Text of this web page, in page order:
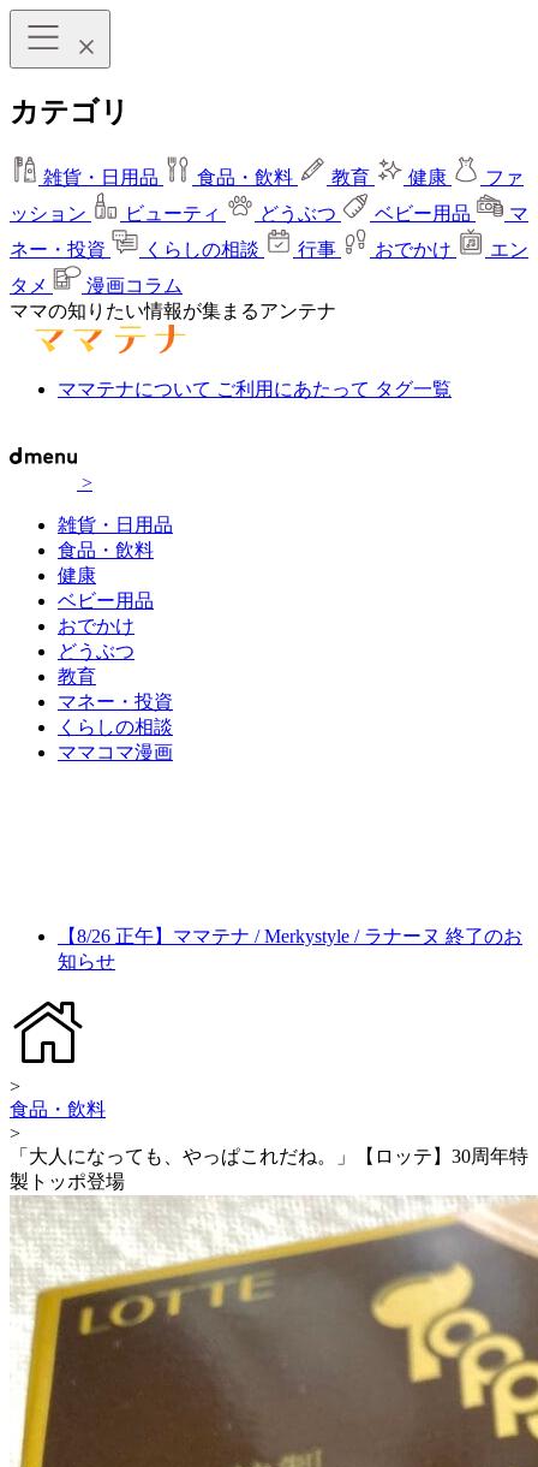
カテゴリ
雑貨・日用品 食品・飲料 教育 健康
ファ
ッション
ビューティ どうぶつ ベビー用品
マ
ネー・投資
くらしの相談 行事 おでかけ
エン
タメ
漫画コラム
ママの知りたい情報が集まるアンテナ
ママテナについて ご利用にあたって タグ一覧
>
雑貨・日用品
食品・飲料
健康
ベビー用品
おでかけ
どうぶつ
教育
マネー・投資
くらしの相談
ママコマ漫画
【8/26 正午】ママテナ / Merkystyle / ラナーヌ 終了のお
知らせ
>
食品・飲料
>
「大人になっても、やっぱこれだね。」【ロッテ】30周年特
製トッポ登場